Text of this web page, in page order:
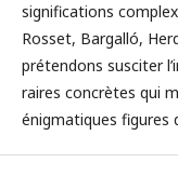
significations
Rosset, Bargalló,
prétendons susciter
raires concrètes qui
énigmatiques figures